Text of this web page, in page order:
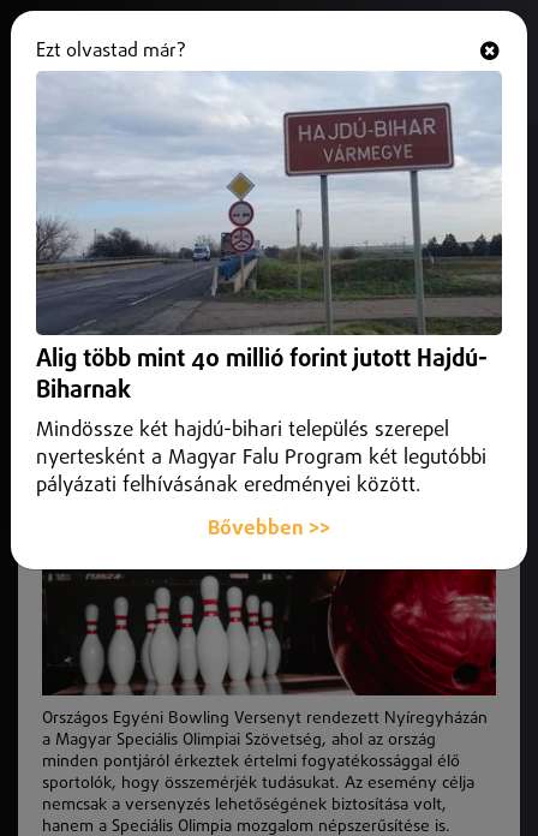
Hihetetlen teljesítmény
Nyíregyházán, taroltak az
országos bowlingversenyen
2025. október 20. Nyíregyháza
Országos Egyéni Bowling Versenyt rendezett Nyíregyházán
a Magyar Speciális Olimpiai Szövetség, ahol az ország
minden pontjáról érkeztek értelmi fogyatékossággal élő
sportolók, hogy összemérjék tudásukat.
Országos Egyéni Bowling Versenyt rendezett Nyíregyházán
a Magyar Speciális Olimpiai Szövetség, ahol az ország
minden pontjáról érkeztek értelmi fogyatékossággal élő
sportolók, hogy összemérjék tudásukat. Az esemény célja
nemcsak a versenyzés lehetőségének biztosítása volt,
hanem a Speciális Olimpia mozgalom népszerűsítése is.
Ezt olvastad már?
Alig több mint 40 millió forint jutott Hajdú-
Biharnak
Mindössze két hajdú-bihari település szerepel
nyertesként a Magyar Falu Program két legutóbbi
pályázati felhívásának eredményei között.
Bővebben >>